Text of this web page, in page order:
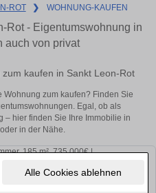
Alle Cookies ablehnen
ROT ❯ WOHNUNG-KAUFEN
Rot - Eigentumswohnung in
auch von privat
kaufen in Sankt Leon-Rot
zum kaufen? Finden Sie
Egal, ob als
– hier finden Sie Ihre Immobilie in
in der Nähe.